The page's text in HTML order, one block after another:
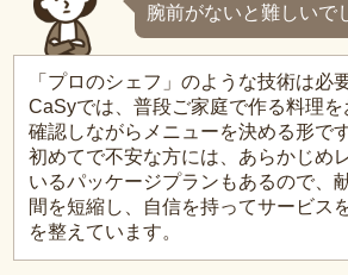
腕前がないと難しいで
「プロのシェフ」のような技術は必
CaSyでは、普段ご家庭で作る料理
確認しながらメニューを決める形です
初めてで不安な方には、あらかじめ
いるパッケージプランもあるので、
間を短縮し、自信を持ってサービス
を整えています。